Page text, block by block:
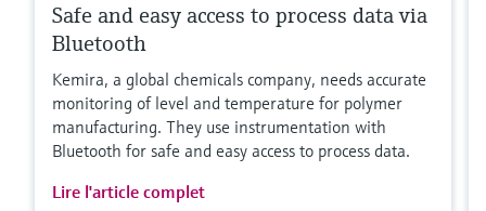
Safe and easy access to process data via
Bluetooth
Kemira, a global chemicals company, needs accurate
monitoring of level and temperature for polymer
manufacturing. They use instrumentation with
Bluetooth for safe and easy access to process data.
Lire l'article complet